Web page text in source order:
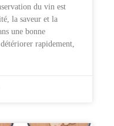
du vin est
la saveur et la
une bonne
rapidement,